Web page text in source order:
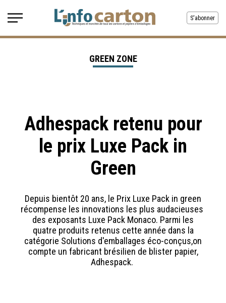
S'abonner
Adhespack retenu pour
le prix Luxe Pack in
Green
Depuis bientôt 20 ans, le Prix Luxe Pack in green
récompense les innovations les plus audacieuses
des exposants Luxe Pack Monaco. Parmi les
quatre produits retenus cette année dans la
catégorie Solutions d'emballages éco-conçus,on
compte un fabricant brésilien de blister papier,
Adhespack.
GREEN ZONE